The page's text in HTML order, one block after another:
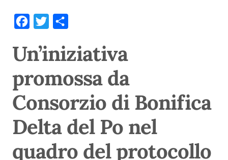
Facebook
Twitter
Un’iniziativa
promossa da
Consorzio di Bonifica
Delta del Po nel
quadro del protocollo